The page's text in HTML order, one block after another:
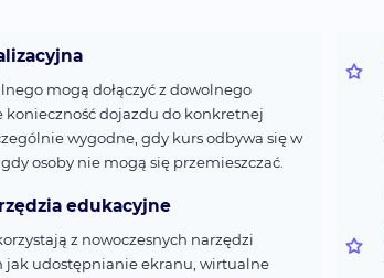
mogą dołączyć z dowolnego
konieczność dojazdu do konkretnej
wygodne, gdy kurs odbywa się w
osoby nie mogą się przemieszczać.
edukacyjne
z nowoczesnych narzędzi
jak udostępnianie ekranu, wirtualne